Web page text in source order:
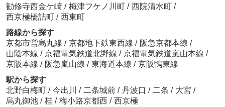
勧修寺西金ケ崎 / 梅津フケノ川町 / 西院清水町 /
西京極橋詰町 / 西東町
路線から探す
京都市営烏丸線 / 京都地下鉄東西線 / 阪急京都本線 /
山陰本線 / 京福電気鉄道北野線 / 京福電気鉄道嵐山本線 /
京阪本線 / 阪急嵐山線 / 東海道本線 / 京阪鴨東線
駅から探す
北野白梅町 / 今出川 / 二条城前 / 丹波口 / 二条 / 大宮 /
烏丸御池 / 桂 / 梅小路京都西 / 西京極